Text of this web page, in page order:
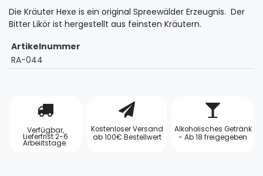
Die Kräuter Hexe is ein original Spreewälder Erzeugnis. Der
Bitter Likör ist hergestellt aus feinsten Kräutern.
Artikelnummer
RA-044
Verfügbar,
Lieferfrist 2-6
Arbeiitstage.
Kostenloser Versand
ab 100€ Bestellwert
Alkoholisches Getränk
- Ab 18 freigegeben